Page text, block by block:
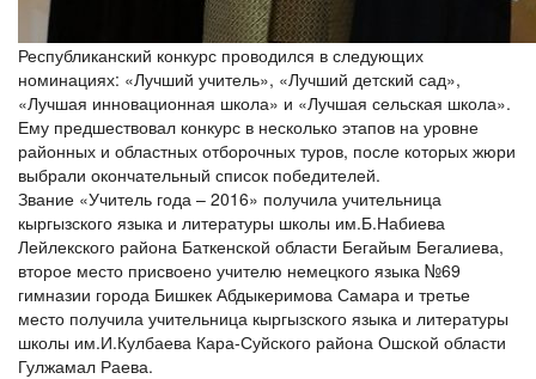
Республиканский конкурс проводился в следующих
номинациях: «Лучший учитель», «Лучший детский сад»,
«Лучшая инновационная школа» и «Лучшая сельская школа».
Ему предшествовал конкурс в несколько этапов на уровне
районных и областных отборочных туров, после которых жюри
выбрали окончательный список победителей.
Звание «Учитель года – 2016» получила учительница
кыргызского языка и литературы школы им.Б.Набиева
Лейлекского района Баткенской области Бегайым Бегалиева,
второе место присвоено учителю немецкого языка №69
гимназии города Бишкек Абдыкеримова Самара и третье
место получила учительница кыргызского языка и литературы
школы им.И.Кулбаева Кара-Суйского района Ошской области
Гулжамал Раева.